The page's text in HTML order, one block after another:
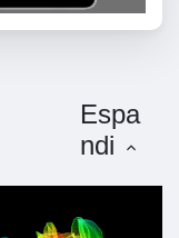
Espa
ndi